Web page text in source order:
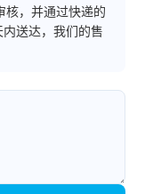
核，并通过快递的
送达，我们的售